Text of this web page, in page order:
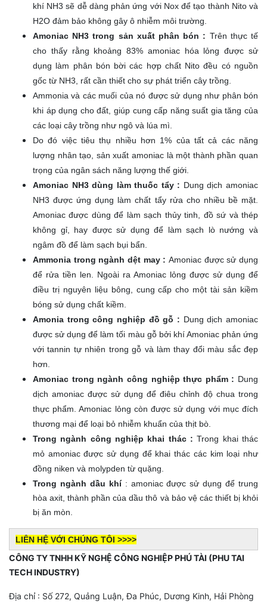
khí NH3 sẽ dễ dàng phản ứng với Nox để tạo thành Nito và
H2O đảm bảo không gây ô nhiễm môi trường.
Amoniac NH3 trong sản xuất phân bón : Trên thực tế
cho thấy rằng khoảng 83% amoniac hóa lỏng được sử
dụng làm phân bón bời các hợp chất Nito đều có nguồn
gốc từ NH3, rất cần thiết cho sự phát triển cây trồng.
Ammonia và các muối của nó được sử dụng như phân bón
khi áp dụng cho đất, giúp cung cấp năng suất gia tăng của
các loại cây trồng như ngô và lúa mì.
Do đó việc tiêu thụ nhiều hơn 1% của tất cả các năng
lượng nhân tạo, sản xuất amoniac là một thành phần quan
trọng của ngân sách năng lượng thế giới.
Amoniac NH3 dùng làm thuốc tẩy : Dung dịch amoniac
NH3 được ứng dụng làm chất tẩy rửa cho nhiều bề mặt.
Amoniac được dùng để làm sạch thủy tinh, đồ sứ và thép
không gỉ, hay được sử dụng để làm sạch lò nướng và
ngâm đồ để làm sạch bụi bẩn.
Ammonia trong ngành dệt may : Amoniac được sử dụng
để rửa tiền len. Ngoài ra Amoniac lỏng được sử dụng để
điều trị nguyên liệu bông, cung cấp cho một tài sản kiềm
bóng sử dụng chất kiềm.
Amonia trong công nghiệp đồ gỗ : Dung dịch amoniac
được sử dụng để làm tối màu gỗ bởi khí Amoniac phản ứng
với tannin tự nhiên trong gỗ và làm thay đổi màu sắc đẹp
hơn.
Amoniac trong ngành công nghiệp thực phẩm : Dung
dịch amoniac được sử dụng để điêu chỉnh độ chua trong
thực phẩm. Amoniac lỏng còn được sử dụng với mục đích
thương mại để loại bỏ nhiễm khuẩn của thịt bò.
Trong ngành công nghiệp khai thác : Trong khai thác
mỏ amoniac được sử dụng để khai thác các kim loại như
đồng niken và molypden từ quặng.
Trong ngành dầu khí: amoniac được sử dụng để trung
hòa axit, thành phần của dầu thô và bảo vệ các thiết bị khỏi
bị ăn mòn.
LIÊN HỆ VỚI CHÚNG TÔI >>>>
CÔNG TY TNHH KỸ NGHỆ CÔNG NGHIỆP PHÚ TÀI (PHU TAI
TECH INDUSTRY)
Địa chỉ : Số 272, Quảng Luận, Đa Phúc, Dương Kinh, Hải Phòng